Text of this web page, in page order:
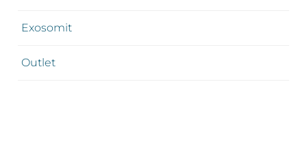
Exosomit
Outlet